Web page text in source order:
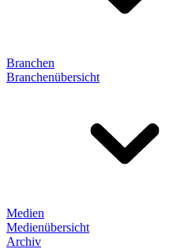
Branchen
Branchenübersicht
Medien
Medienübersicht
Archiv